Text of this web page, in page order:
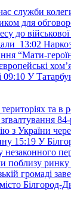
час служби
для
до
13:02
“Мати-
09:10 У
та в
84-
з України
15:19 У
поблизу
громаді
Білгород-